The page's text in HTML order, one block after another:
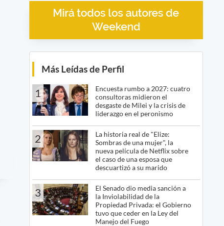
Mirá todos los autores de
Weekend
Más Leídas de Perfil
1
Encuesta rumbo a 2027: cuatro
consultoras midieron el
desgaste de Milei y la crisis de
liderazgo en el peronismo
2
La historia real de "Elize:
Sombras de una mujer", la
nueva película de Netflix sobre
el caso de una esposa que
descuartizó a su marido
3
El Senado dio media sanción a
la Inviolabilidad de la
Propiedad Privada: el Gobierno
tuvo que ceder en la Ley del
Manejo del Fuego